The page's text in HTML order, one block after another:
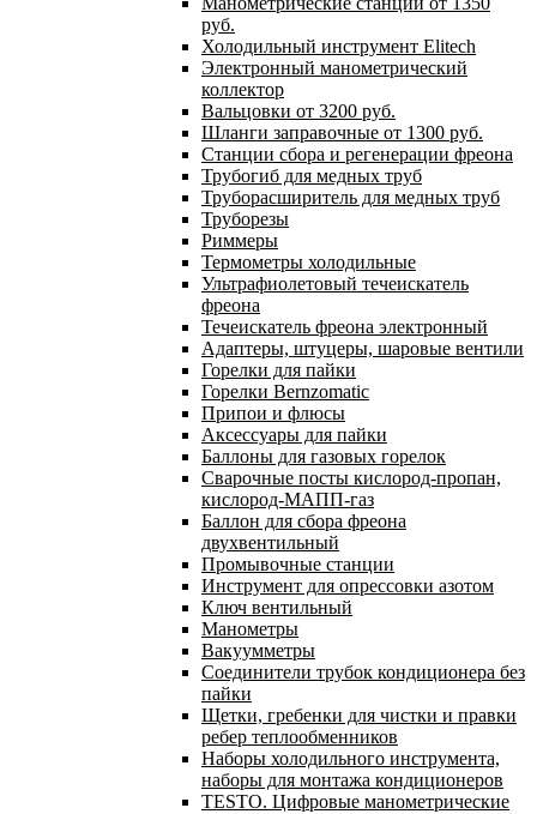
руб.
Холодильный инструмент Elitech
Электронный манометрический
коллектор
Вальцовки от 3200 руб.
Шланги заправочные от 1300 руб.
Станции сбора и регенерации фреона
Трубогиб для медных труб
Труборасширитель для медных труб
Труборезы
Риммеры
Термометры холодильные
Ультрафиолетовый течеискатель
фреона
Течеискатель фреона электронный
Адаптеры, штуцеры, шаровые вентили
Горелки для пайки
Горелки Bernzomatic
Припои и флюсы
Аксессуары для пайки
Баллоны для газовых горелок
Сварочные посты кислород-пропан,
кислород-МАПП-газ
Баллон для сбора фреона
двухвентильный
Промывочные станции
Инструмент для опрессовки азотом
Ключ вентильный
Манометры
Вакуумметры
Соединители трубок кондиционера без
пайки
Щетки, гребенки для чистки и правки
ребер теплообменников
Наборы холодильного инструмента,
наборы для монтажа кондиционеров
TESTO. Цифровые манометрические